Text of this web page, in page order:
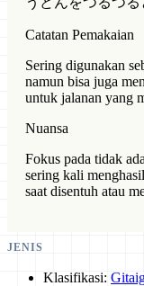
Catatan Pemakaian
Sering digunakan
namun bisa juga
untuk jalanan yang
Nuansa
Fokus pada tidak
sering kali
saat disentuh atau
JENIS
Klasifikasi: